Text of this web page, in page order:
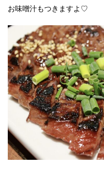
お味噌汁もつきますよ♡